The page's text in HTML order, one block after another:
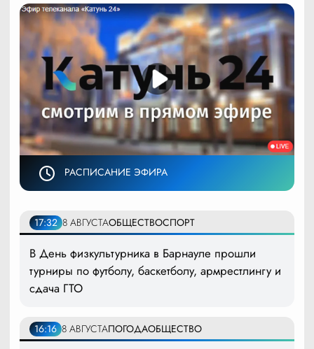
РАСПИСАНИЕ ЭФИРА
17:32 8 АВГУСТАОБЩЕСТВОСПОРТ
В День физкультурника в Барнауле прошли
турниры по футболу, баскетболу, армрестлингу и
сдача ГТО
16:16 8 АВГУСТАПОГОДАОБЩЕСТВО